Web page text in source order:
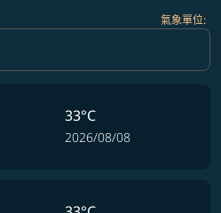
氣象單位:
33°C
2026/08/08